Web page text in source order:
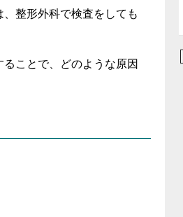
、整形外科で検査をしても
ことで、どのような原因